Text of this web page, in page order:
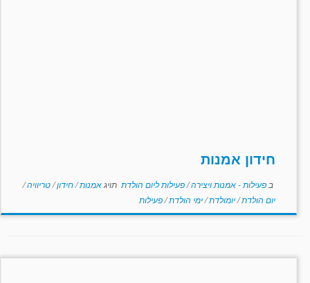
חידון אמנות
ב פעילות - אמנות ויצירה/פעילות ליום הולדת תויגאמנות/חידון/טריוויה/
יום הולדת/יומולדת/ימי הולדת/פעילות